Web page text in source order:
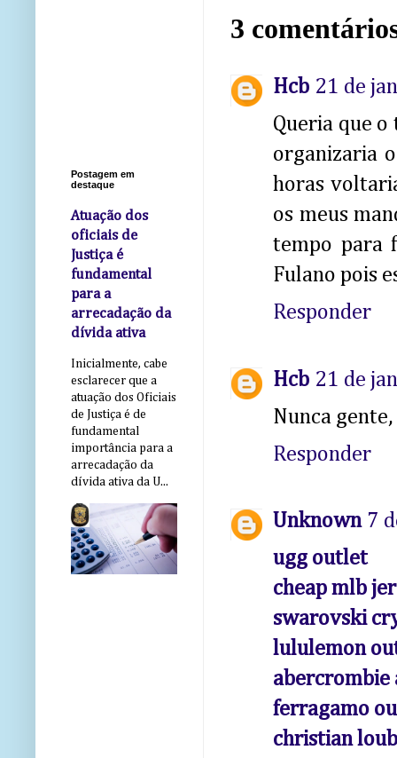
3
Hcb 21 de
Queria que o
organizaria
horas
os meus
tempo para
Fulano pois
Responder
Hcb 21 de
Nunca
Responder
Unknown 7
ugg outlet
cheap mlb
swarovski
lululemon
abercrombie
ferragamo
christian
Postagem em
destaque
Atuação dos
oficiais de
Justiça é
fundamental
para a
arrecadação da
dívida ativa
Inicialmente, cabe
esclarecer que a
atuação dos Oficiais
de Justiça é de
fundamental
importância para a
arrecadação da
dívida ativa da U...